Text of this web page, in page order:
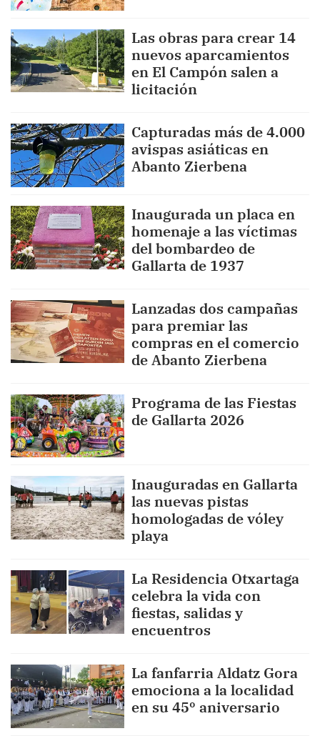
Las obras para crear 14
nuevos aparcamientos
en El Campón salen a
licitación
Capturadas más de 4.000
avispas asiáticas en
Abanto Zierbena
Inaugurada un placa en
homenaje a las víctimas
del bombardeo de
Gallarta de 1937
Lanzadas dos campañas
para premiar las
compras en el comercio
de Abanto Zierbena
Programa de las Fiestas
de Gallarta 2026
Inauguradas en Gallarta
las nuevas pistas
homologadas de vóley
playa
La Residencia Otxartaga
celebra la vida con
fiestas, salidas y
encuentros
La fanfarria Aldatz Gora
emociona a la localidad
en su 45º aniversario